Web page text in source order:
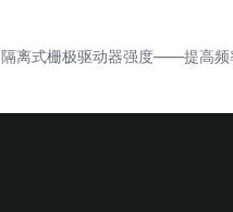
隔离式栅极驱动器强度——提高频